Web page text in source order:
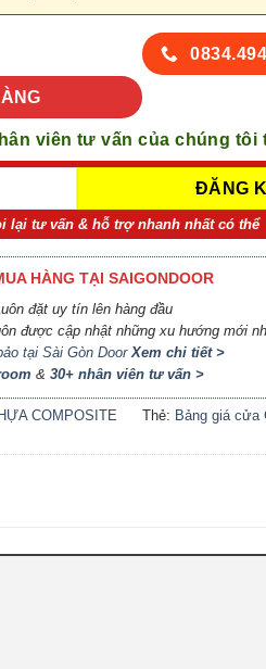
số lượng
viên tư vấn của chúng tôi
lại tư vấn & hỗ trợ nhanh nhất có thể
HÀNG TẠI SAIGONDOOR
đặt uy tín lên hàng đầu
được cập nhật những xu hướng mới
tại Sài Gòn DoorXem chi tiết >
& 30+ nhân viên tư vấn >
COMPOSITE Thẻ: Bảng giá cửa
Composite giá bao